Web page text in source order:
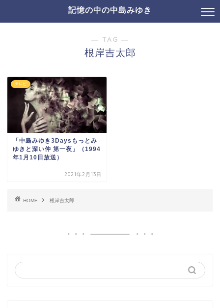
記憶の中の中島みゆき
― TAG ―
根岸吉太郎
テレビ
「中島みゆき3Daysもっとみ
ゆきと深い仲 第一夜」（1994
年1月10日放送）
2021年2月13日
HOME 根岸吉太郎